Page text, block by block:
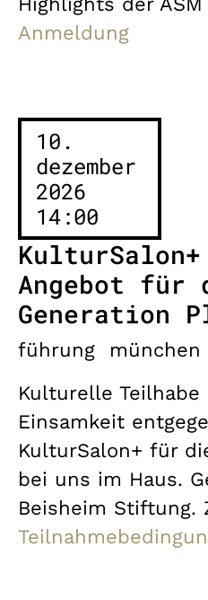
Anmeldung
10.
dezember
2026
14:00
Angebot für
Generation
führung
münchen
Kulturelle Teilhabe
Einsamkeit
KulturSalon+ für
bei uns im Haus.
Beisheim Stiftung.